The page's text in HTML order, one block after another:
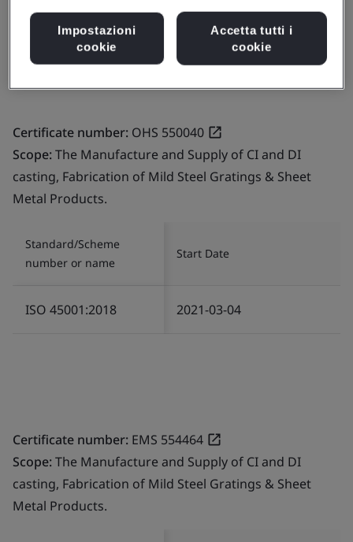
Kolkata
700 071
India
Certificate number: OHS 550040
Scope:The Manufacture and Supply of CI and DI
casting, Fabrication of Mild Steel Gratings & Sheet
Metal Products.
Standard/Scheme
number or name
Start Date
ISO 45001:2018 2021-03-04
Certificate number: EMS 554464
Scope:The Manufacture and Supply of CI and DI
casting, Fabrication of Mild Steel Gratings & Sheet
Metal Products.
Impostazioni
cookie
Accetta tutti i
cookie